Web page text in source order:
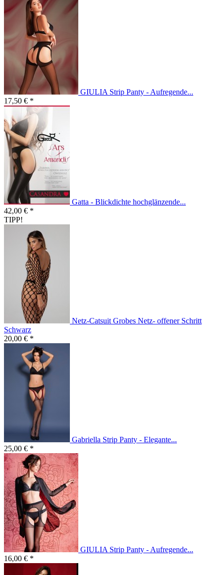
GIULIA Strip Panty - Aufregende...
17,50 € *
Gatta - Blickdichte hochglänzende...
42,00 € *
TIPP!
Netz-Catsuit Grobes Netz- offener Schritt
Schwarz
20,00 € *
Gabriella Strip Panty - Elegante...
25,00 € *
GIULIA Strip Panty - Aufregende...
16,00 € *